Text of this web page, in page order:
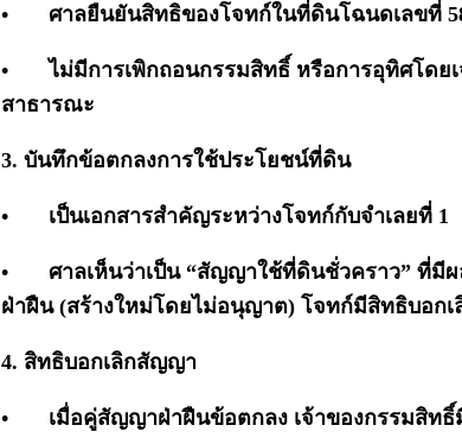
• ศาลยืนยันสิทธิของโจทก์ในที่ดินโฉนดเลขที่
•
ไม่มีการเพิกถอนกรรมสิทธิ์ หรือการอุทิศโดย
สาธารณะ
3. บันทึกข้อตกลงการใช้ประโยชน์ที่ดิน
• เป็นเอกสารสำคัญระหว่างโจทก์กับจำเลยที่ 1
•
ศาลเห็นว่าเป็น “สัญญาใช้ที่ดินชั่วคราว” ที่มี
ฝ่าฝืน (สร้างใหม่โดยไม่อนุญาต) โจทก์มีสิทธิบอกเ
4. สิทธิบอกเลิกสัญญา
•
เมื่อคู่สัญญาฝ่าฝืนข้อตกลง เจ้าของกรรมสิท